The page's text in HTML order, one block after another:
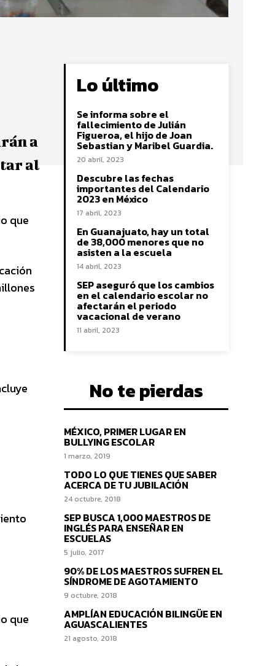
a
al
que
que
Lo último
Se informa sobre el
fallecimiento de Julián
Figueroa, el hijo de Joan
Sebastian y Maribel Guardia.
20 abril, 2023
Descubre las fechas
importantes del Calendario
2023 en México
17 abril, 2023
En Guanajuato, hay un total
de 38,000 menores que no
asisten a la escuela
14 abril, 2023
SEP aseguró que los cambios
en el calendario escolar no
afectarán el periodo
vacacional de verano
11 abril, 2023
No te pierdas
MÉXICO, PRIMER LUGAR EN
BULLYING ESCOLAR
1 marzo, 2019
TODO LO QUE TIENES QUE SABER
ACERCA DE TU JUBILACIÓN
24 octubre, 2018
SEP BUSCA 1,000 MAESTROS DE
INGLÉS PARA ENSEÑAR EN
ESCUELAS
5 julio, 2017
90% DE LOS MAESTROS SUFREN EL
SÍNDROME DE AGOTAMIENTO
9 octubre, 2018
AMPLÍAN EDUCACIÓN BILINGÜE EN
AGUASCALIENTES
21 agosto, 2018